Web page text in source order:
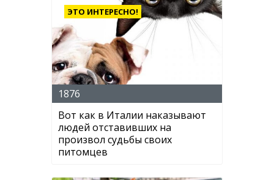
ЭТО ИНТЕРЕСНО!
1876
Вот как в Италии наказывают
людей отставивших на
произвол судьбы своих
питомцев